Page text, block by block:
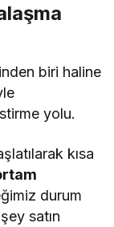
biri haline
yolu.
kısa
durum
satın